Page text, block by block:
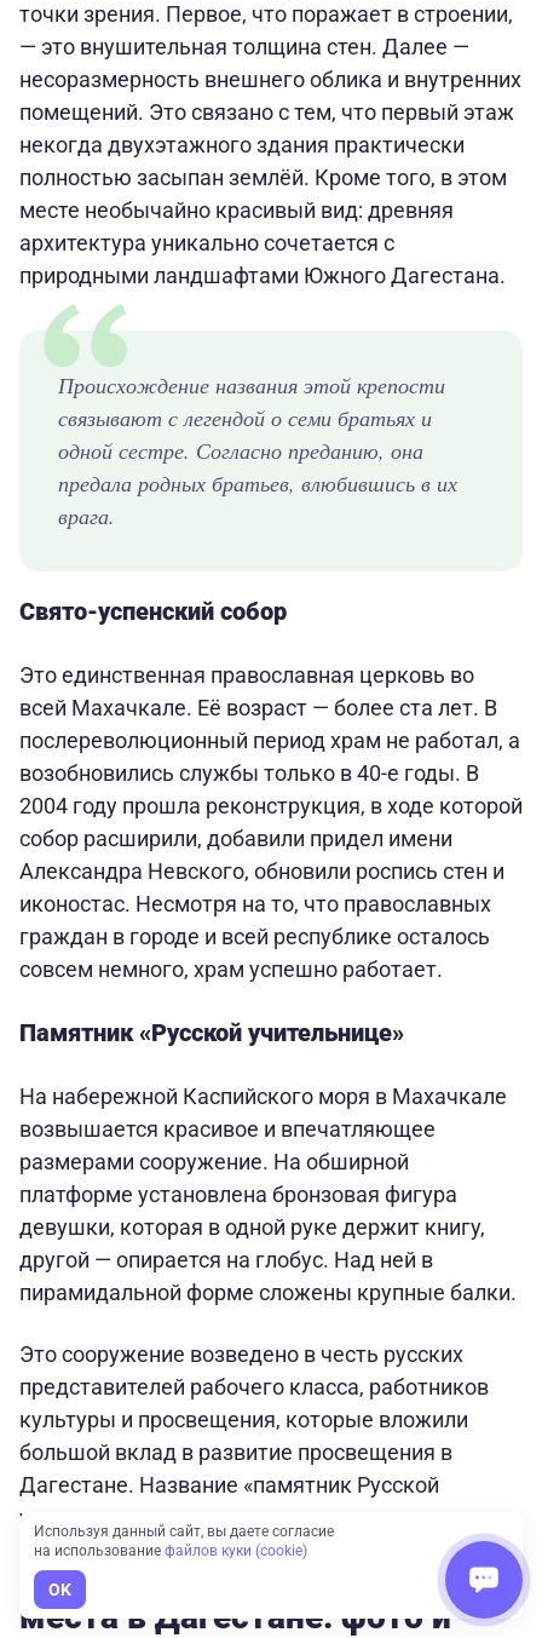
точки зрения. Первое, что поражает в строении,
— это внушительная толщина стен. Далее —
несоразмерность внешнего облика и внутренних
помещений. Это связано с тем, что первый этаж
некогда двухэтажного здания практически
полностью засыпан землёй. Кроме того, в этом
месте необычайно красивый вид: древняя
архитектура уникально сочетается с
природными ландшафтами Южного Дагестана.
Происхождение названия этой крепости
связывают с легендой о семи братьях и
одной сестре. Согласно преданию, она
предала родных братьев, влюбившись в их
врага.
Свято-успенский собор
Это единственная православная церковь во
всей Махачкале. Её возраст — более ста лет. В
послереволюционный период храм не работал, а
возобновились службы только в 40-е годы. В
2004 году прошла реконструкция, в ходе которой
собор расширили, добавили придел имени
Александра Невского, обновили роспись стен и
иконостас. Несмотря на то, что православных
граждан в городе и всей республике осталось
совсем немного, храм успешно работает.
Памятник «Русской учительнице»
На набережной Каспийского моря в Махачкале
возвышается красивое и впечатляющее
размерами сооружение. На обширной
платформе установлена бронзовая фигура
девушки, которая в одной руке держит книгу,
другой — опирается на глобус. Над ней в
пирамидальной форме сложены крупные балки.
Это сооружение возведено в честь русских
представителей рабочего класса, работников
культуры и просвещения, которые вложили
большой вклад в развитие просвещения в
Дагестане. Название «памятник Русской
учительнице» дан ему в народе.
Другие самые красивые
места в Дагестане: фото и
Используя данный сайт, вы даете согласие
на использование файлов куки (cookie)
OK